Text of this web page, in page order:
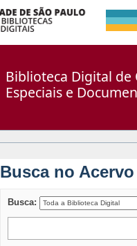
Biblioteca Digital de
Especiais e
Busca no Acervo
Busca: